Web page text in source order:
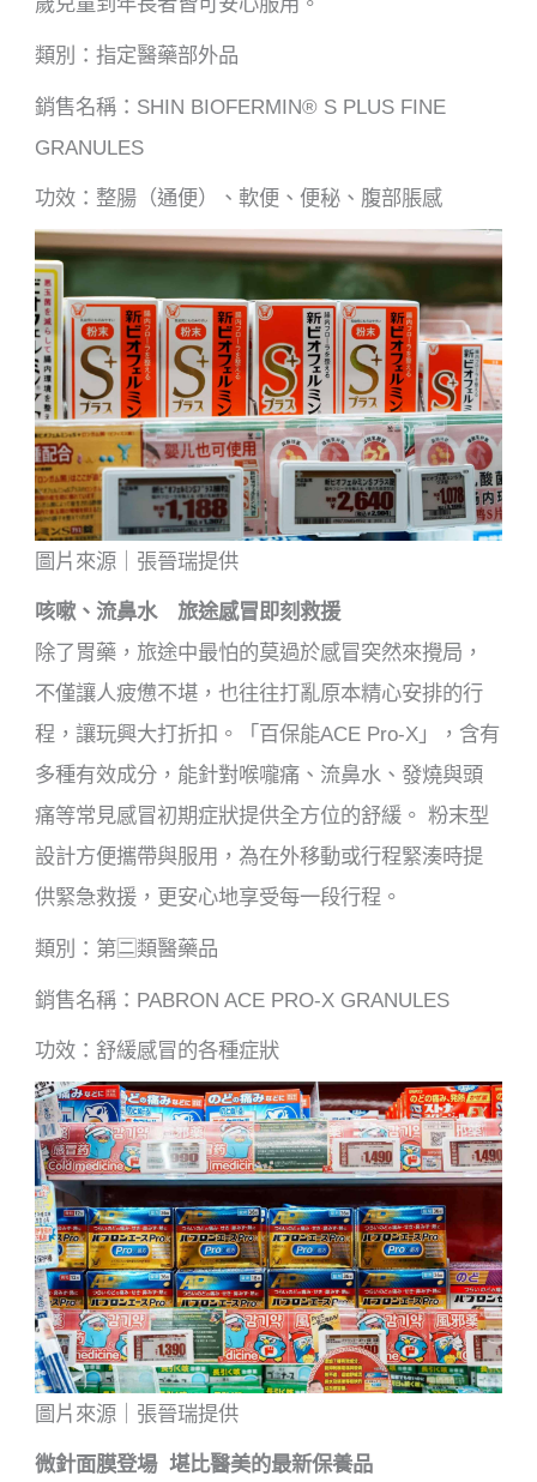
類別：指定醫藥部外品
銷售名稱：SHIN BIOFERMIN® S PLUS FINE
GRANULES
功效：整腸（通便）、軟便、便秘、腹部脹感
圖片來源｜張晉瑞提供
咳嗽、流鼻水 旅途感冒即刻救援
除了胃藥，旅途中最怕的莫過於感冒突然來攪局，
不僅讓人疲憊不堪，也往往打亂原本精心安排的行
程，讓玩興大打折扣。「百保能ACE Pro-X」，含有
多種有效成分，能針對喉嚨痛、流鼻水、發燒與頭
痛等常見感冒初期症狀提供全方位的舒緩。 粉末型
設計方便攜帶與服用，為在外移動或行程緊湊時提
供緊急救援，更安心地享受每一段行程。
類別：第🈔類醫藥品
銷售名稱：PABRON ACE PRO-X GRANULES
功效：舒緩感冒的各種症狀
圖片來源｜張晉瑞提供
微針面膜登場 堪比醫美的最新保養品